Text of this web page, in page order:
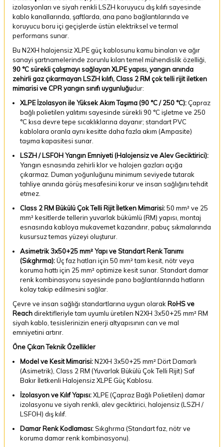
izolasyonları ve siyah renkli LSZH koruyucu dış kılıfı sayesinde
kablo kanallarında, şaftlarda, ana pano bağlantılarında ve
koruyucu boru içi geçişlerde üstün elektriksel ve termal
performans sunar.
Bu N2XH halojensiz XLPE güç kablosunu kamu binaları ve ağır
sanayi şartnamelerinde zorunlu kılan temel mühendislik özelliği,
90 °C sürekli çalışmayı sağlayan XLPE yapısı, yangın anında
zehirli gaz çıkarmayan LSZH kılıfı, Class 2 RM çok telli rijit iletken
mimarisi ve CPR yangın sınıfı uygunluğudur:
XLPE İzolasyon ile Yüksek Akım Taşıma (90 °C / 250 °C): Çapraz
bağlı polietilen yalıtımı sayesinde sürekli 90 °C işletme ve 250
°C kısa devre tepe sıcaklıklarına dayanır; standart PVC
kablolara oranla aynı kesitte daha fazla akım (Ampasite)
taşıma kapasitesi sunar.
LSZH / LSFOH Yangın Emniyeti (Halojensiz ve Alev Geciktirici):
Yangın esnasında zehirli klor ve halojen gazları açığa
çıkarmaz. Duman yoğunluğunu minimum seviyede tutarak
tahliye anında görüş mesafesini korur ve insan sağlığını tehdit
etmez.
Class 2 RM Bükülü Çok Telli Rijit İletken Mimarisi:50 mm² ve 25
mm² kesitlerde tellerin yuvarlak bükümlü (RM) yapısı, montaj
esnasında kabloya mukavemet kazandırır, pabuç sıkmalarında
kusursuz temas yüzeyi oluşturur.
Asimetrik 3x50+25 mm² Yapı ve Standart Renk Tanımı
(Sıkghrma):Üç faz hatları için 50 mm² tam kesit, nötr veya
koruma hattı için 25 mm² optimize kesit sunar. Standart damar
renk kombinasyonu sayesinde pano bağlantılarında hatların
kolay takip edilmesini sağlar.
Çevre ve insan sağlığı standartlarına uygun olarak RoHS ve
Reachdirektifleriyle tam uyumlu üretilen N2XH 3x50+25 mm² RM
siyah kablo, tesislerinizin enerji altyapısının can ve mal
emniyetini artırır.
Öne Çıkan Teknik Özellikler
Model ve Kesit Mimarisi:N2XH 3x50+25 mm² Dört Damarlı
(Asimetrik), Class 2 RM (Yuvarlak Bükülü Çok Telli Rijit) Saf
Bakır İletkenli Halojensiz XLPE Güç Kablosu.
İzolasyon ve Kılıf Yapısı:XLPE (Çapraz Bağlı Polietilen) damar
izolasyonu ve siyah renkli, alev geciktirici, halojensiz (LSZH /
LSFOH) dış kılıf.
Damar Renk Kodlaması:Sıkghrma (Standart faz, nötr ve
koruma damar renk kombinasyonu).